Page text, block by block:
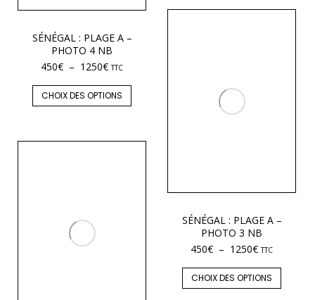
SÉNÉGAL : PLAGE A –
PHOTO 4 NB
450€ – 1250€ TTC
CHOIX DES OPTIONS
SÉNÉGAL : PLAGE A –
PHOTO 3 NB
450€ – 1250€ TTC
CHOIX DES OPTIONS